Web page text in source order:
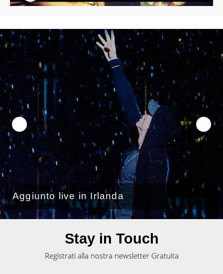
Aggiunto live in Irlanda
Stay in Touch
Registrati alla nostra newsletter Gratuita